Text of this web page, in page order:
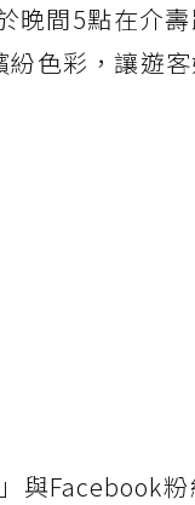
晚間5點在介
色彩，讓遊
與Facebook